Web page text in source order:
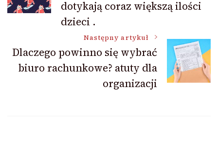
dotykają coraz większą ilości
dzieci .
Następny artykuł
Dlaczego powinno się wybrać
biuro rachunkowe? atuty dla
organizacji